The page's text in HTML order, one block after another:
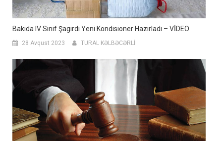
Bakıda IV Sinif Şagirdi Yeni Kondisioner Hazırladı – VİDEO
28 Avqust 2023 TURAL KƏLBƏCƏRLİ